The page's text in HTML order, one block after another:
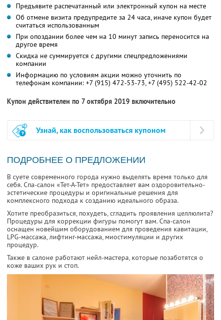
Предъявите распечатанный или электронный купон на месте
Об отмене визита предупредите за 24 часа, иначе купон будет
считаться использованным
При опоздании более чем на 10 минут запись переносится на
другое время
Скидка не суммируется с другими спецпредложениями
компании
Информацию по условиям акции можно уточнить по
телефонам компании: +7 (915) 472-53-73,+7 (495) 522-42-02
Купон действителен по 7 октября 2019 включительно
Узнай, как воспользоваться купоном
ПОДРОБНЕЕ О ПРЕДЛОЖЕНИИ
В суете современного города нужно выделять время только для
себя. Спа-салон «Тет-А-Тет» предоставляет вам оздоровительно-
эстетические процедуры и оригинальные решения для
комплексного подхода к созданию идеального образа.
Хотите преобразиться, похудеть, сгладить проявления целлюлита?
Процедуры для коррекции фигуры помогут вам. Спа-салон
оснащен новейшим оборудованием для проведения кавитации,
LPG-массажа, лифтинг-массажа, миостимуляции и других
процедур.
Также в салоне работают нейл-мастера, которые позаботятся о
коже ваших рук и стоп.